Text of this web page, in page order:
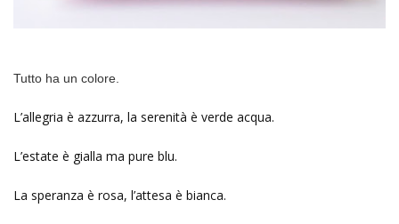
Tutto ha un colore.
L’allegria è azzurra, la serenità è verde acqua.
L’estate è gialla ma pure blu.
La speranza è rosa, l’attesa è bianca.